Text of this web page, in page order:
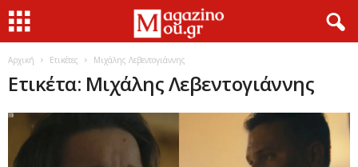
Αρχική Ετικέτες Μιχάλης Λεβεντογιάννης
Ετικέτα: Μιχάλης Λεβεντογιάννης